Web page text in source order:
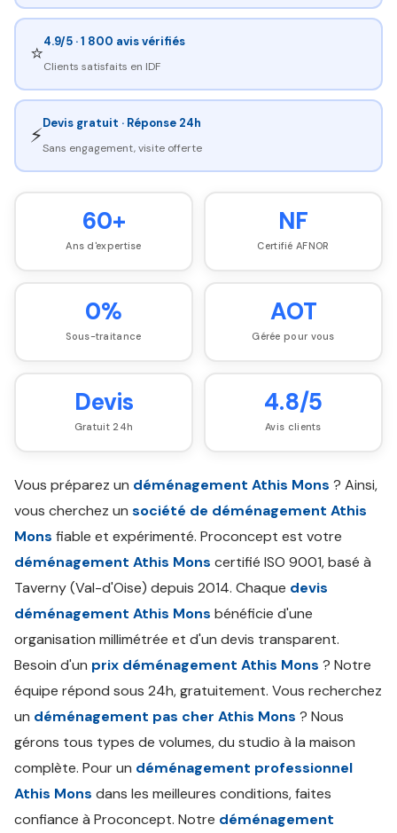
⭐4.9/5 · 1 800 avis vérifiés
Clients satisfaits en IDF
⚡Devis gratuit · Réponse 24h
Sans engagement, visite offerte
60+
Ans d'expertise
NF
Certifié AFNOR
0%
Sous-traitance
AOT
Gérée pour vous
Devis
Gratuit 24h
4.8/5
Avis clients
Vous préparez un déménagement Athis Mons ? Ainsi,
vous cherchez un société de déménagement Athis
Mons fiable et expérimenté. Proconcept est votre
déménagement Athis Mons certifié ISO 9001, basé à
Taverny (Val-d'Oise) depuis 2014. Chaque devis
déménagement Athis Mons bénéficie d'une
organisation millimétrée et d'un devis transparent.
Besoin d'un prix déménagement Athis Mons ? Notre
équipe répond sous 24h, gratuitement. Vous recherchez
un déménagement pas cher Athis Mons ? Nous
gérons tous types de volumes, du studio à la maison
complète. Pour un déménagement professionnel
Athis Mons dans les meilleures conditions, faites
confiance à Proconcept. Notre déménagement